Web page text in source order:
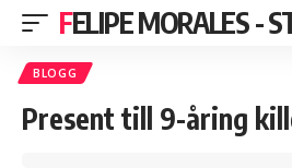
FELIPE MORALES -
BLOGG
Present till 9-åring